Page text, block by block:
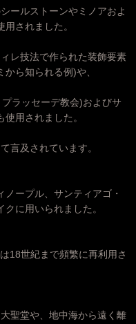
ールストーンやミノアおよ
されました。
レ技法で作られた装飾要素
ら知られる例)や、
ラッセーデ教会)およびサ
用されました。
言及されています。
ープル、サンティアゴ・
に用いられました。
18世紀まで頻繁に再利用さ
聖堂や、地中海から遠く離